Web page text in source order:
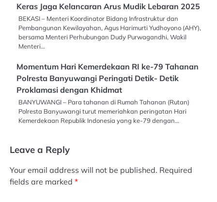
Keras Jaga Kelancaran Arus Mudik Lebaran 2025
BEKASI – Menteri Koordinator Bidang Infrastruktur dan
Pembangunan Kewilayahan, Agus Harimurti Yudhoyono (AHY),
bersama Menteri Perhubungan Dudy Purwagandhi, Wakil
Menteri…
Momentum Hari Kemerdekaan RI ke-79 Tahanan
Polresta Banyuwangi Peringati Detik- Detik
Proklamasi dengan Khidmat
BANYUWANGI – Para tahanan di Rumah Tahanan (Rutan)
Polresta Banyuwangi turut memeriahkan peringatan Hari
Kemerdekaan Republik Indonesia yang ke-79 dengan…
Leave a Reply
Your email address will not be published. Required
fields are marked *